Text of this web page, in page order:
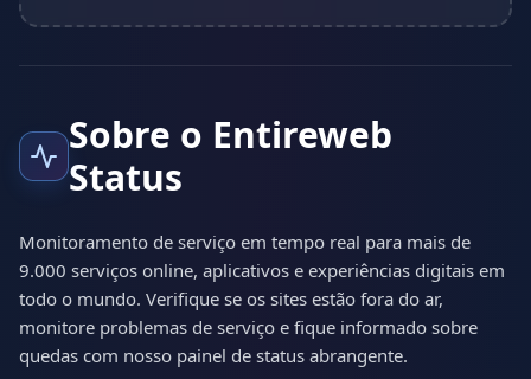
Sobre o Entireweb
Status
Monitoramento de serviço em tempo real para mais de
9.000 serviços online, aplicativos e experiências digitais em
todo o mundo. Verifique se os sites estão fora do ar,
monitore problemas de serviço e fique informado sobre
quedas com nosso painel de status abrangente.